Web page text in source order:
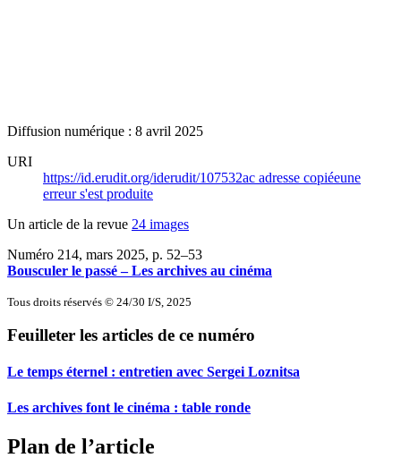
Diffusion numérique : 8 avril 2025
URI
https://id.erudit.org/iderudit/107532ac adresse copiéeune
erreur s'est produite
Un article de la revue 24 images
Numéro 214, mars 2025, p. 52–53
Bousculer le passé – Les archives au cinéma
Tous droits réservés © 24/30 I/S, 2025
Feuilleter les articles de ce numéro
Le temps éternel : entretien avec Sergei Loznitsa
Les archives font le cinéma : table ronde
Plan de l’article